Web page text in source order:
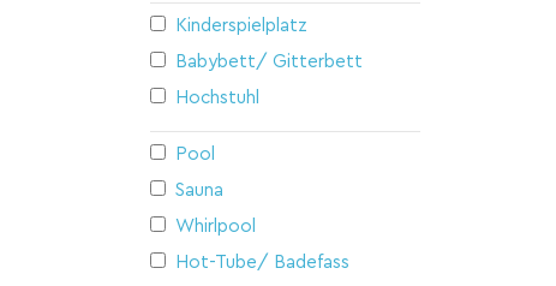
Kinderspielplatz
Babybett/ Gitterbett
Hochstuhl
Pool
Sauna
Whirlpool
Hot-Tube/ Badefass